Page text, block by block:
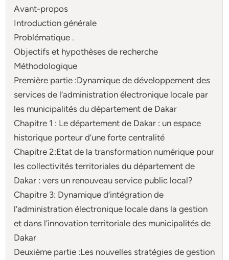
Avant-propos
Introduction générale
Problématique .
Objectifs et hypothèses de recherche
Méthodologique
Première partie :Dynamique de développement des
services de l’administration électronique locale par
les municipalités du département de Dakar
Chapitre 1 : Le département de Dakar : un espace
historique porteur d’une forte centralité
Chapitre 2:Etat de la transformation numérique pour
les collectivités territoriales du département de
Dakar : vers un renouveau service public local?
Chapitre 3: Dynamique d’intégration de
l’administration électronique locale dans la gestion
et dans l’innovation territoriale des municipalités de
Dakar
Deuxième partie :Les nouvelles stratégies de gestion